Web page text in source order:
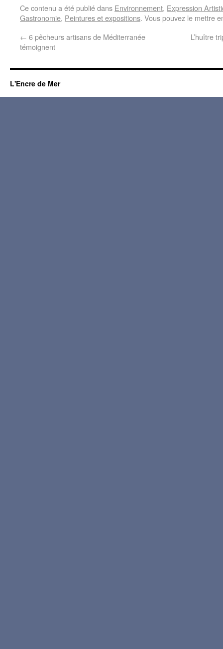
Ce contenu a été publié dans Environnement, Expression
Gastronomie, Peintures et expositions. Vous pouvez le mettre
← 6 pêcheurs artisans de Méditerranée
témoignent
L’huître
L'Encre de Mer